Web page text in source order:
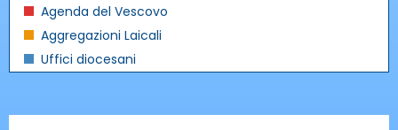
Agenda del Vescovo
Aggregazioni Laicali
Uffici diocesani